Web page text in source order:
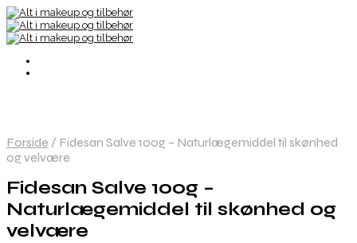
Forside / Fidesan Salve 100g – Naturlægemiddel til skønhed
og velvære
Fidesan Salve 100g –
Naturlægemiddel til skønhed og
velvære